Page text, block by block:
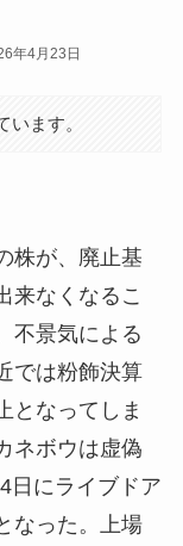
年4月23日
ます。
株が、廃止基
来なくなるこ
不景気による
では粉飾決算
となってしま
ネボウは虚偽
日にライブドア
なった。上場